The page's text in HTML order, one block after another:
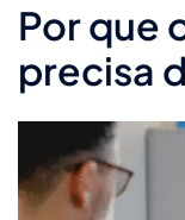
Por que
precisa